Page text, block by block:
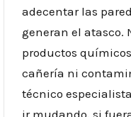
adecentar las
generan el atasco.
productos
cañería ni
técnico